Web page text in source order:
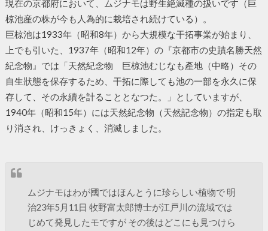
現在の京都府において、ムジナモは野生絶滅種の扱いです（巨
椋池産の株が今も人為的に栽培され続けている）。
巨椋池は1933年（昭和8年）から大規模な干拓事業が始まり、
上でも引いた、1937年（昭和12年）の『京都市の史蹟名勝天然
紀念物』では「天然紀念物 巨椋池むじなも產地（中略）その
自生狀態を保存するため、干拓に際しても池の一部を永久に保
存して、その永續を計ることとなつた。」としていますが、
1940年（昭和15年）には天然紀念物（天然記念物）の指定も取
り消され、けっきょく、消滅しました。
ムジナモはわが國ではほんとうに珍らしい植物で 明
治23年5月11日 牧野富太郎博士が江戸川の流域では
じめて発見したモですが その後はどこにも見つけら